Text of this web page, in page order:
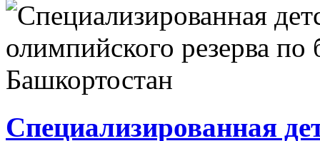
Специализированная